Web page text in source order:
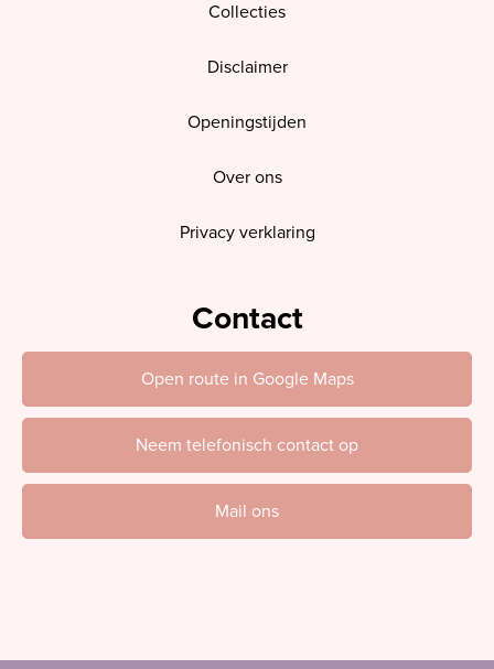
Collecties
Disclaimer
Openingstijden
Over ons
Privacy verklaring
Contact
Open route in Google Maps
Neem telefonisch contact op
Mail ons